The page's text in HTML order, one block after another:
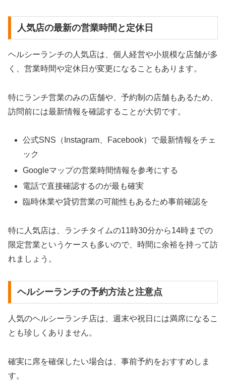
人気店の最新の営業時間と定休日
ヘルシーランチの人気店は、個人経営や小規模な店舗が多
く、営業時間や定休日が変更になることもあります。
特にランチ営業のみの店舗や、予約制の店舗もあるため、
訪問前には最新情報を確認することが大切です。
公式SNS（Instagram、Facebook）で最新情報をチェ
ック
Googleマップの営業時間情報を参考にする
電話で直接確認するのが最も確実
臨時休業や貸切営業の可能性もあるため事前確認を
特に人気店は、ランチタイムの11時30分から14時までの
限定営業というケースも多いので、時間に余裕を持って訪
れましょう。
ヘルシーランチの予約方法と注意点
人気のヘルシーランチ店は、週末や祝日には満席になるこ
とも珍しくありません。
確実に席を確保したい場合は、事前予約をおすすめしま
す。